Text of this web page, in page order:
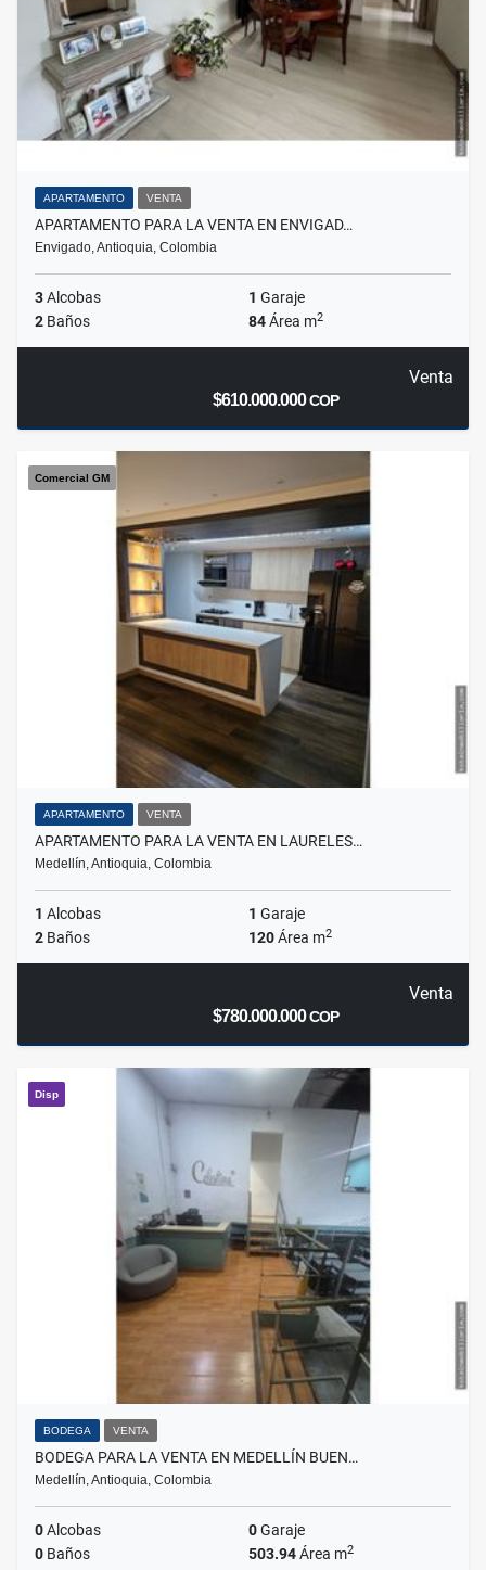
APARTAMENTO VENTA
APARTAMENTO PARA LA VENTA EN ENVIGAD…
Envigado, Antioquia, Colombia
3Alcobas 1 Garaje
2 Baños 84Área m2
Venta
$610.000.000COP
Comercial GM
APARTAMENTO VENTA
APARTAMENTO PARA LA VENTA EN LAURELES…
Medellín, Antioquia, Colombia
1 Alcobas 1 Garaje
2 Baños 120Área m2
Venta
$780.000.000COP
Disp
BODEGA VENTA
BODEGA PARA LA VENTA EN MEDELLÍN BUEN…
Medellín, Antioquia, Colombia
0Alcobas 0Garaje
0 Baños 503.94Área m2